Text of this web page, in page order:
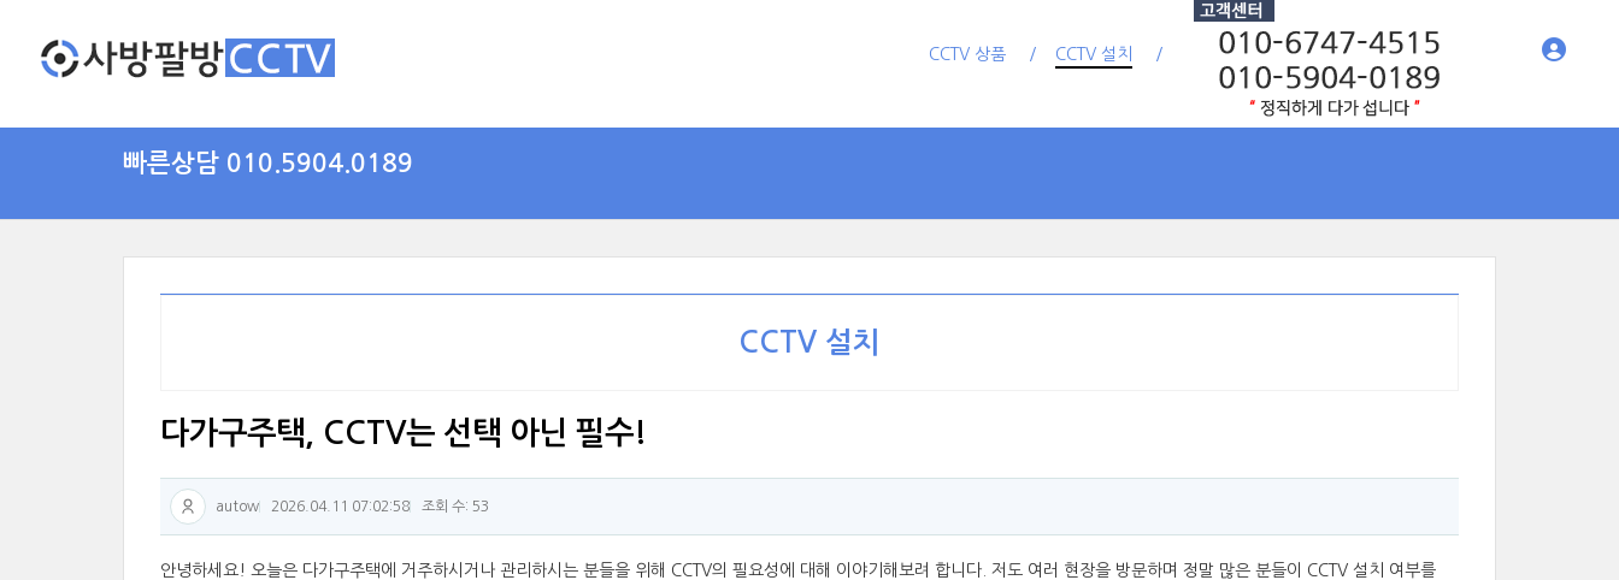
CCTV 상품 CCTV 설치
빠른상담 010.5904.0189
CCTV 설치
다가구주택, CCTV는 선택 아닌 필수!
autow 2026.04.11 07:02:58 조회 수: 53
안녕하세요! 오늘은 다가구주택에 거주하시거나 관리하시는 분들을 위해 CCTV의 필요성에 대해 이야기해보려 합니다. 저도 여러 현장을 방문하며 정말 많은 분들이 CCTV 설치 여부를